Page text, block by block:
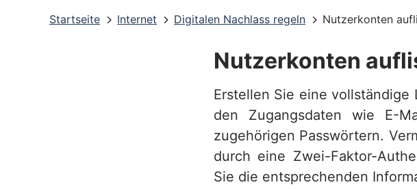
Startseite Internet Digitalen Nachlass regeln Nutzerkonten
Nutzerkonten
Erstellen Sie eine
den Zugangsdaten wie E-
zugehörigen Passwörtern.
durch eine Zwei-Faktor-
Sie die entsprechenden